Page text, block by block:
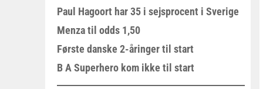
Paul Hagoort har 35 i sejsprocent i Sverige
Menza til odds 1,50
Første danske 2-åringer til start
B A Superhero kom ikke til start